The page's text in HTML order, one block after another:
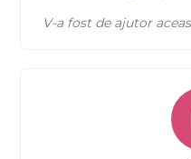
V-a fost de ajutor